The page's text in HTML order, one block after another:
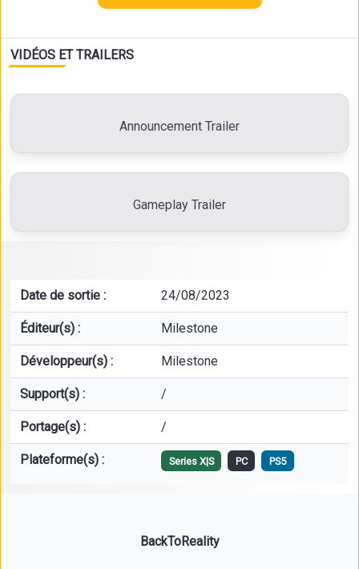
VIDÉOS ET TRAILERS
Announcement Trailer
Gameplay Trailer
Date de sortie : 24/08/2023
Éditeur(s) : Milestone
Développeur(s) : Milestone
Support(s) : /
Portage(s) : /
Plateforme(s) : Series X|S PC PS5
BackToReality